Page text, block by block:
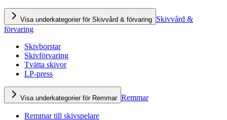
Visa underkategorier för Skivvård & förvaring Skivvård &
förvaring
Skivborstar
Skivförvaring
Tvätta skivor
LP-press
Visa underkategorier för Remmar Remmar
Remmar till skivspelare